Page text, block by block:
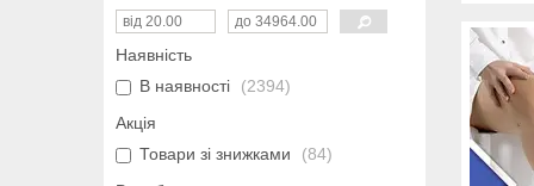
Наявність
В наявності
2394
Акція
Товари зі знижками
84